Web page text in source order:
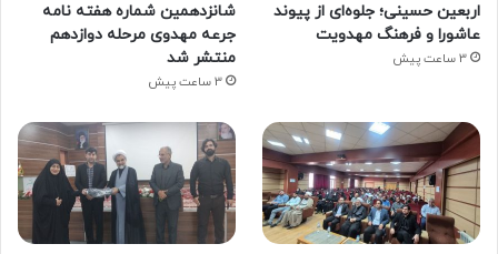
اربعین حسینی؛ جلوه‌ای از پیوند
عاشورا و فرهنگ مهدویت
3 ساعت پیش
شانزدهمین شماره هفته‌ نامه
جرعه مهدوی مرحله دوازدهم
منتشر شد
3 ساعت پیش